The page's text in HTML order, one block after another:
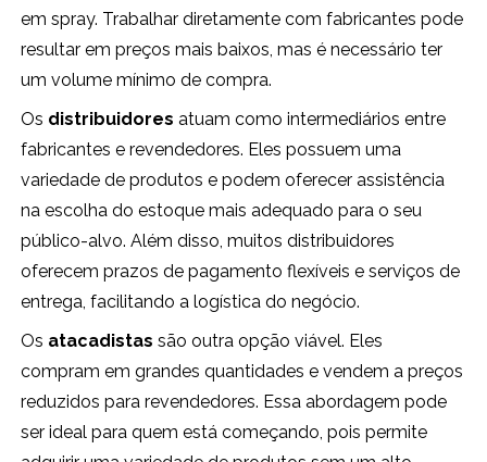
em spray. Trabalhar diretamente com fabricantes pode
resultar em preços mais baixos, mas é necessário ter
um volume mínimo de compra.
Os distribuidores atuam como intermediários entre
fabricantes e revendedores. Eles possuem uma
variedade de produtos e podem oferecer assistência
na escolha do estoque mais adequado para o seu
público-alvo. Além disso, muitos distribuidores
oferecem prazos de pagamento flexíveis e serviços de
entrega, facilitando a logística do negócio.
Os atacadistas são outra opção viável. Eles
compram em grandes quantidades e vendem a preços
reduzidos para revendedores. Essa abordagem pode
ser ideal para quem está começando, pois permite